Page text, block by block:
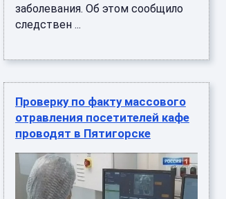
заболевания. Об этом сообщило
следствен ...
Проверку по факту массового
отравления посетителей кафе
проводят в Пятигорске